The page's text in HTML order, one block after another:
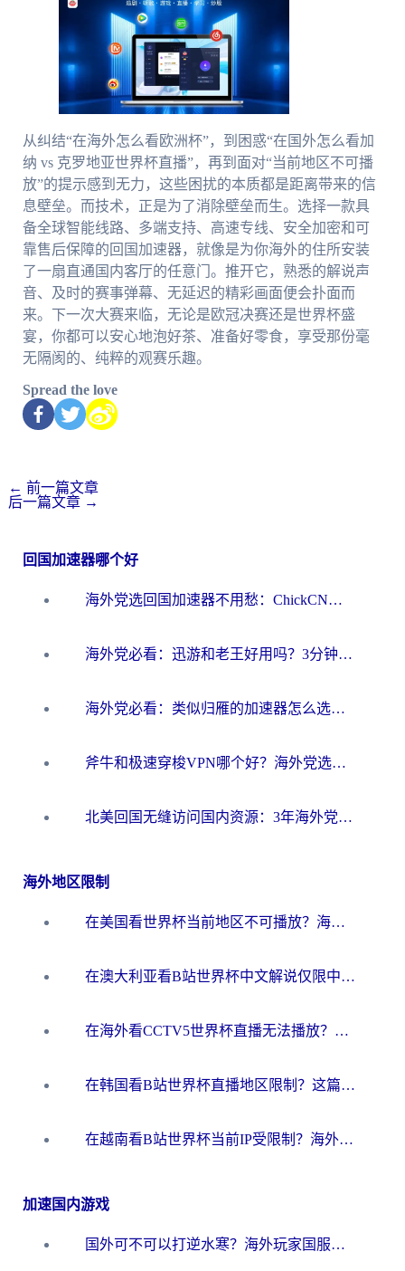
从纠结“在海外怎么看欧洲杯”，到困惑“在国外怎么看加
纳 vs 克罗地亚世界杯直播”，再到面对“当前地区不可播
放”的提示感到无力，这些困扰的本质都是距离带来的信
息壁垒。而技术，正是为了消除壁垒而生。选择一款具
备全球智能线路、多端支持、高速专线、安全加密和可
靠售后保障的回国加速器，就像是为你海外的住所安装
了一扇直通国内客厅的任意门。推开它，熟悉的解说声
音、及时的赛事弹幕、无延迟的精彩画面便会扑面而
来。下一次大赛来临，无论是欧冠决赛还是世界杯盛
宴，你都可以安心地泡好茶、准备好零食，享受那份毫
无隔阂的、纯粹的观赛乐趣。
Spread the love
← 前一篇文章
后一篇文章 →
回国加速器哪个好
海外党选回国加速器不用愁：ChickCN和洞见哪个好？一篇搞定所有疑问
海外党必看：迅游和老王好用吗？3分钟选对加速国内网络的加速器
海外党必看：类似归雁的加速器怎么选？一篇搞定无缝访问国内资源
斧牛和极速穿梭VPN哪个好？海外党选回国加速器必看的真实对比与避坑指南
北美回国无缝访问国内资源：3年海外党亲测的加速器选择指南
海外地区限制
在美国看世界杯当前地区不可播放？海外党体育观赛终极指南来了！
在澳大利亚看B站世界杯中文解说仅限中国大陆？这篇指南帮你打破限制看遍赛事
在海外看CCTV5世界杯直播无法播放？这篇指南让你和国内球迷同步呐喊
在韩国看B站世界杯直播地区限制？这篇指南让你告别“当前地区不可播放”
在越南看B站世界杯当前IP受限制？海外党体育观赛终极指南来了
加速国内游戏
国外可不可以打逆水寒？海外玩家国服畅玩终极指南（附漫威荒野乱斗加速方案）